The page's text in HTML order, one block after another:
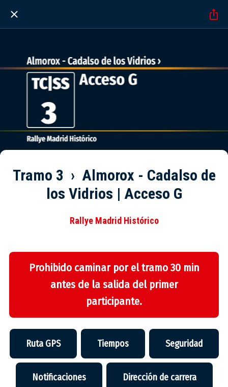
Tramo 3 › Almorox - Cadalso de
los Vidrios | Acceso G
Rallye Madrid Histórico
Prohibido caminar por el tramo 30 min
antes de la salida del primer
participante.
Ruta GPS Tiempos Seguridad
Notificaciones Dirección de carrera